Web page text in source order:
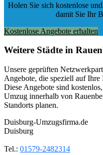
Holen Sie sich kostenlose
damit Sie Ihr
Kostenlose Angebote erhalten
Weitere Städte in
Unsere geprüften
Angebote, die speziell auf Ihre
Diese Angebote sind
Umzug innerhalb von
Standorts planen.
Duisburg-Umzugsfirma.de
Duisburg
Tel.: 01579-2482314